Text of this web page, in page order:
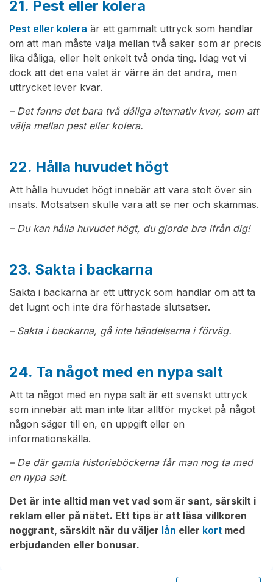
21. Pest eller kolera
Pest eller kolera är ett gammalt uttryck som handlar
om att man måste välja mellan två saker som är precis
lika dåliga, eller helt enkelt två onda ting. Idag vet vi
dock att det ena valet är värre än det andra, men
uttrycket lever kvar.
– Det fanns det bara två dåliga alternativ kvar, som att
välja mellan pest eller kolera.
22. Hålla huvudet högt
Att hålla huvudet högt innebär att vara stolt över sin
insats. Motsatsen skulle vara att se ner och skämmas.
– Du kan hålla huvudet högt, du gjorde bra ifrån dig!
23. Sakta i backarna
Sakta i backarna är ett uttryck som handlar om att ta
det lugnt och inte dra förhastade slutsatser.
– Sakta i backarna, gå inte händelserna i förväg.
24. Ta något med en nypa salt
Att ta något med en nypa salt är ett svenskt uttryck
som innebär att man inte litar alltför mycket på något
någon säger till en, en uppgift eller en
informationskälla.
– De där gamla historieböckerna får man nog ta med
en nypa salt.
Det är inte alltid man vet vad som är sant, särskilt i
reklam eller på nätet. Ett tips är att läsa villkoren
noggrant, särskilt när du väljer lån eller kort med
erbjudanden eller bonusar.